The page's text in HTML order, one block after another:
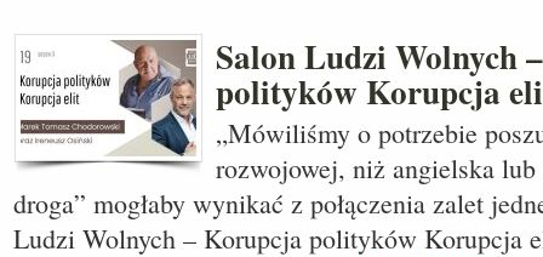
Salon Ludzi Wolnych
polityków Korupcja
„Mówiliśmy o potrzebie
rozwojowej, niż angielska lub
droga” mogłaby wynikać z połączenia zalet
Ludzi Wolnych – Korupcja polityków